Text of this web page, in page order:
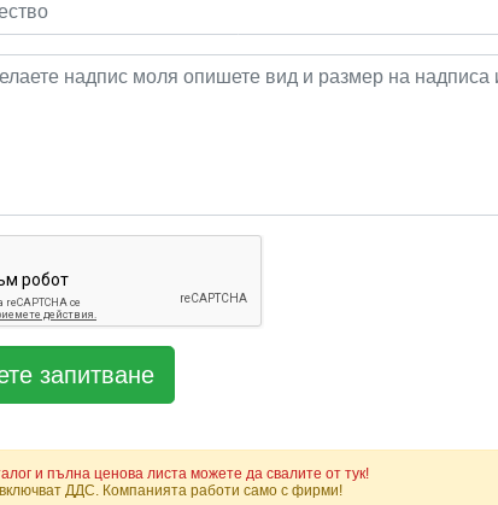
и пълна ценова листа можете да свалите от тук!
ДДС. Компанията работи само с фирми!